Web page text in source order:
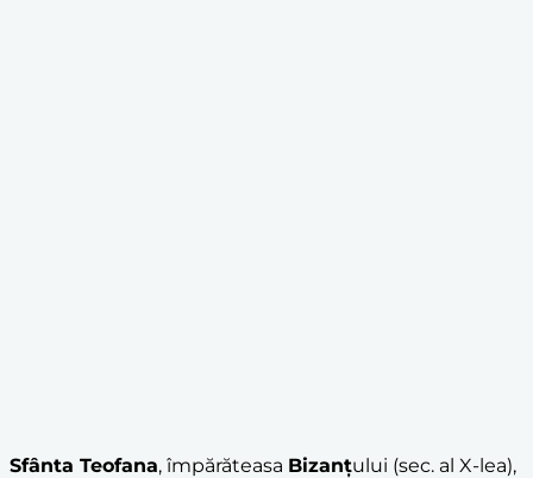
Sfânta Teofana, împărăteasa Bizanțului (sec. al X-lea),